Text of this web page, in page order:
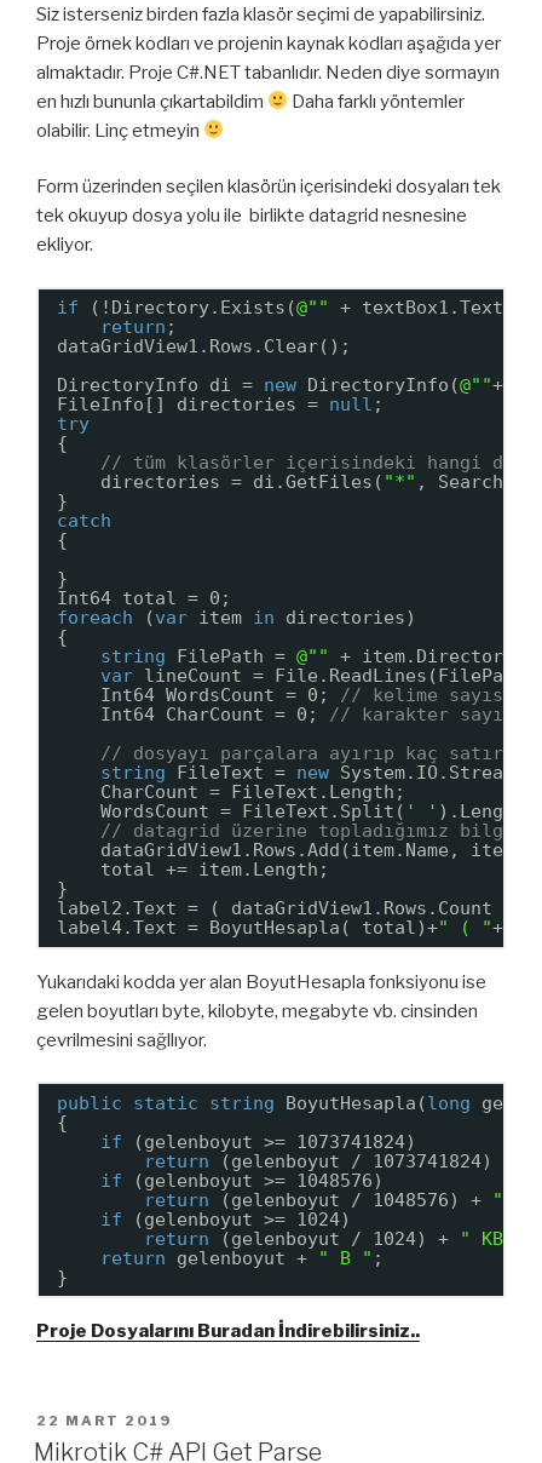
Siz isterseniz birden fazla klasör seçimi de yapabilirsiniz.
Proje örnek kodları ve projenin kaynak kodları aşağıda yer
almaktadır. Proje C#.NET tabanlıdır. Neden diye sormayın
en hızlı bununla çıkartabildim
Daha farklı yöntemler
olabilir. Linç etmeyin
Form üzerinden seçilen klasörün içerisindeki dosyaları tek
tek okuyup dosya yolu ile birlikte datagrid nesnesine
ekliyor.
if (!Directory.Exists(@""
+ textBox1.Text))
return ;
dataGridView1.Rows.Clear();
DirectoryInfo di = new DirectoryInfo(@""
FileInfo[] directories = null ;
try
{
// tüm klasörler içerisindeki hangi
directories = di.GetFiles( "*" ,
}
catch
{
}
Int64 total = 0;
foreach
(var item in
directories)
{
string
FilePath = @""
+
var lineCount =
Int64 WordsCount = 0; // kelime sayısı
Int64 CharCount = 0; // karakter sayısı
// dosyayı parçalara ayırıp kaç satır ve
string
FileText = new
CharCount = FileText.Length;
WordsCount = FileText.Split( ' ' ).Length;
// datagrid üzerine topladığımız
dataGridView1.Rows.Add(item.Name,
total += item.Length;
}
label2.Text = ( dataGridView1.Rows.Count -
label4.Text = BoyutHesapla( total)+" ( "
Yukarıdaki kodda yer alan BoyutHesapla fonksiyonu ise
gelen boyutları byte, kilobyte, megabyte vb. cinsinden
çevrilmesini sağllıyor.
public static string BoyutHesapla(long
{
if
(gelenboyut >= 1073741824)
return
(gelenboyut / 1073741824) +
if
(gelenboyut >= 1048576)
return
(gelenboyut / 1048576) +
"
if
(gelenboyut >= 1024)
return
(gelenboyut / 1024) + " KB "
return
gelenboyut + " B " ;
}
Proje Dosyalarını Buradan İndirebilirsiniz..
YAYIM
TARIHI
22 MART 2019
Mikrotik C# API Get Parse